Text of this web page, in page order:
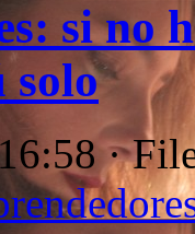
si no
solo
·